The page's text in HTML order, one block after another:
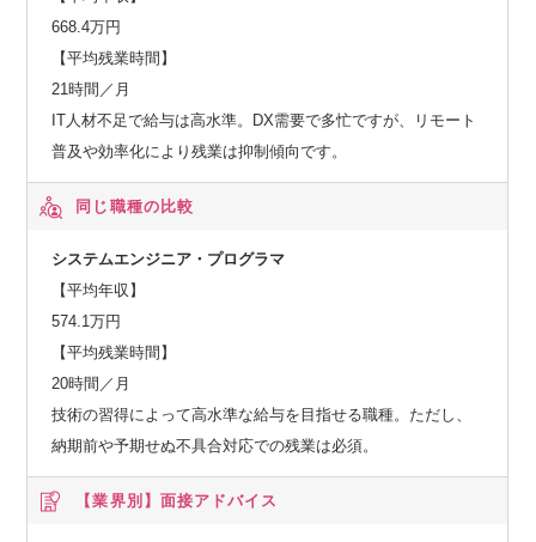
668.4万円
【平均残業時間】
21時間／月
IT人材不足で給与は高水準。DX需要で多忙ですが、リモート
普及や効率化により残業は抑制傾向です。
同じ職種の比較
システムエンジニア・プログラマ
【平均年収】
574.1万円
【平均残業時間】
20時間／月
技術の習得によって高水準な給与を目指せる職種。ただし、
納期前や予期せぬ不具合対応での残業は必須。
【業界別】 面接アドバイス